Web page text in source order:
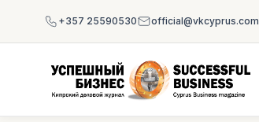
+357 25590530 official@vkcyprus.com